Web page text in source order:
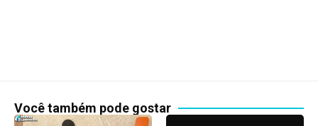
Você também pode gostar